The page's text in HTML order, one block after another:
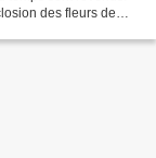
des fleurs de